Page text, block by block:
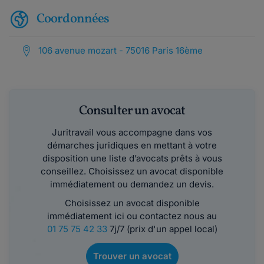
Coordonnées
106 avenue mozart - 75016 Paris 16ème
Consulter un avocat
Juritravail vous accompagne dans vos
démarches juridiques en mettant à votre
disposition une liste d’avocats prêts à vous
conseillez. Choisissez un avocat disponible
immédiatement ou demandez un devis.
Choisissez un avocat disponible
immédiatement ici ou contactez nous au
01 75 75 42 337j/7 (prix d'un appel local)
Trouver un avocat